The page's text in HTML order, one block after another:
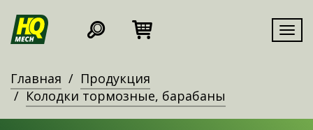
Главная
Продукция
Колодки тормозные, барабаны